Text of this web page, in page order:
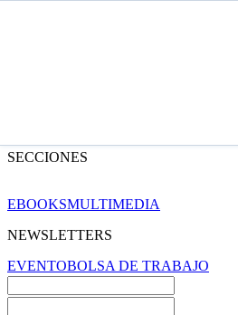
SECCIONES
EBOOKSMULTIMEDIA
NEWSLETTERS
EVENTOBOLSA DE TRABAJO